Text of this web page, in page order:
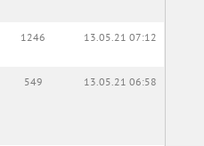
1246 13.05.21 07:12
549 13.05.21 06:58